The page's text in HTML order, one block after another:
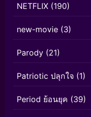
NETFLIX (190)
new-movie (3)
Parody (21)
Patriotic ปลุกใจ (1)
Period ย้อนยุค (39)